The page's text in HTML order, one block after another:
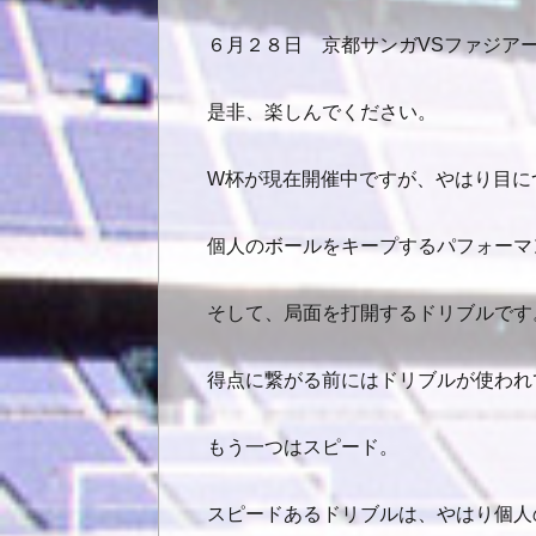
６月２８日 京都サンガVSファジア
是非、楽しんでください。
W杯が現在開催中ですが、やはり目
個人のボールをキープするパフォー
そして、局面を打開するドリブルです
得点に繋がる前にはドリブルが使わ
もう一つはスピード。
スピードあるドリブルは、やはり個